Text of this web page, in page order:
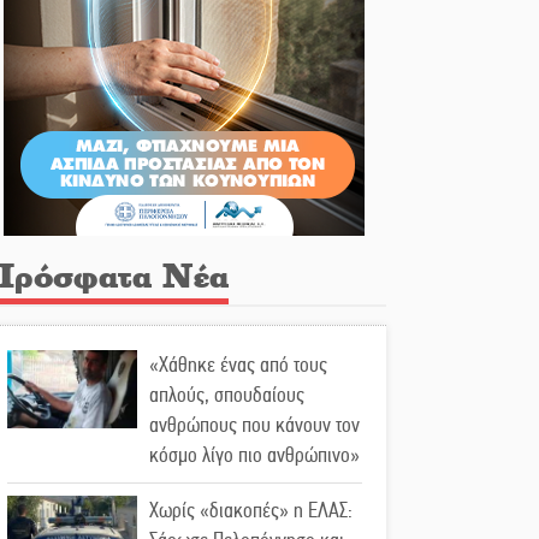
Νέα
«Χάθηκε ένας από τους
απλούς, σπουδαίους
ανθρώπους που κάνουν τον
κόσμο λίγο πιο ανθρώπινο»
Χωρίς «διακοπές» η ΕΛΑΣ: